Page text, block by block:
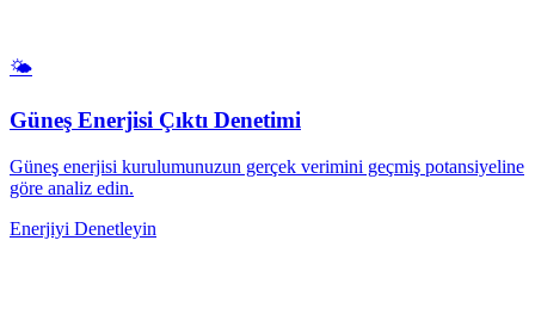
🌤️
Güneş Enerjisi Çıktı Denetimi
Güneş enerjisi kurulumunuzun gerçek verimini geçmiş potansiyeline
göre analiz edin.
Enerjiyi Denetleyin